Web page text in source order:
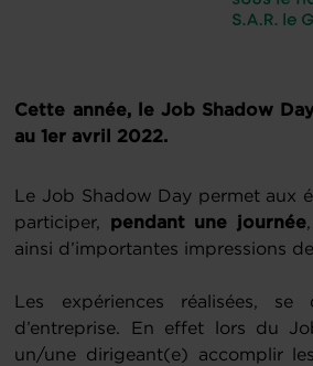
Cette année, le Job Shadow
au 1er avril 2022.
Le Job Shadow Day permet aux
participer, pendant une journée
ainsi d’importantes impressions
Les expériences réalisées, se
d’entreprise. En effet lors du
un/une dirigeant(e) accomplir